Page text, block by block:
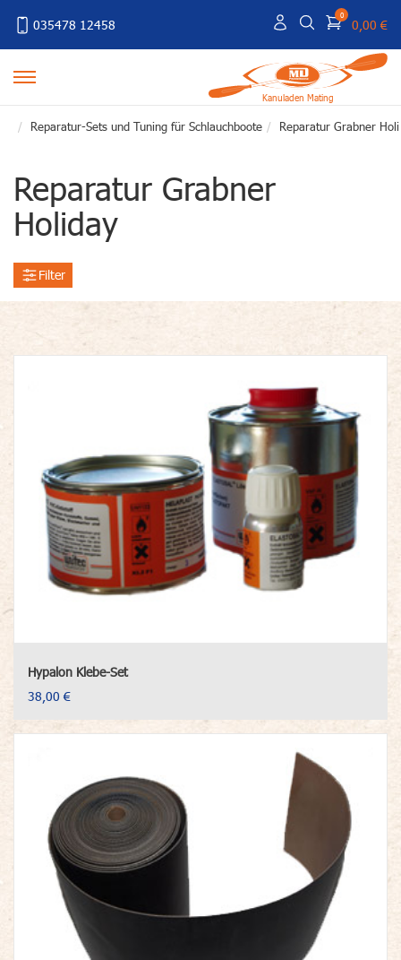
035478 12458
0
0,00 €
Kanuladen Mating
Reparatur-Sets und Tuning für Schlauchboote Reparatur Grabner
Reparatur Grabner
Holiday
Filter
Hypalon Klebe-Set
38,00 €